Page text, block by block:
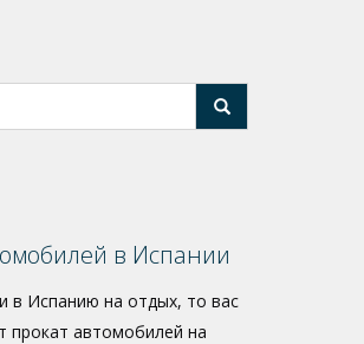
в Испании
в Испанию на отдых, то вас
прокат автомобилей на